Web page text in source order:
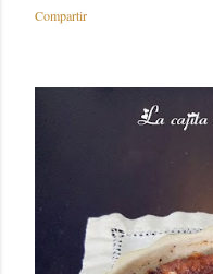
Compartir